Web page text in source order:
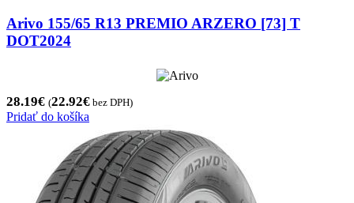
Arivo 155/65 R13 PREMIO ARZERO [73] T
DOT2024
28.19€ (22.92€ bez DPH)
Pridať do košíka